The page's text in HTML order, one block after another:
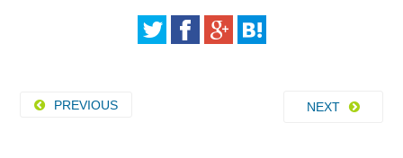
PREVIOUS NEXT